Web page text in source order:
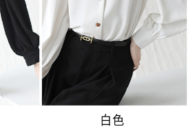
時，將依據個別帳號之用戶狀況，依本公司即
若仍有額度不足之情形，本公司將視審查結果
使用他人資訊註冊。若發現惡意使用之情形，
停止該用戶之使用額度並採取法律行動。
以上)免運費
含以上)免運費